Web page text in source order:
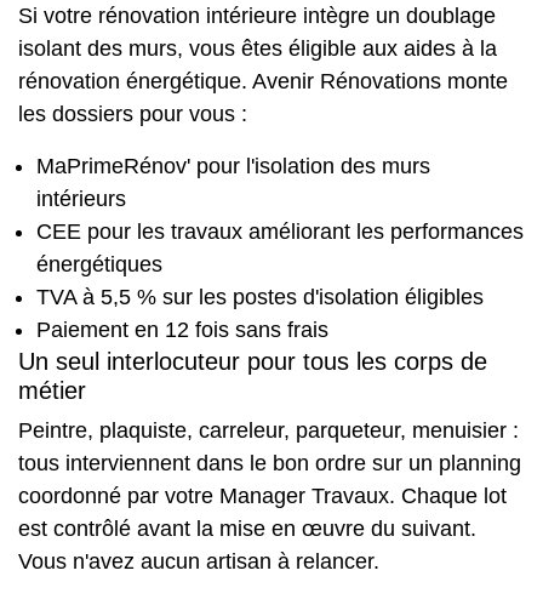
Si votre rénovation intérieure intègre un doublage
isolant des murs, vous êtes éligible aux aides à la
rénovation énergétique. Avenir Rénovations monte
les dossiers pour vous :
MaPrimeRénov' pour l'isolation des murs
intérieurs
CEE pour les travaux améliorant les performances
énergétiques
TVA à 5,5 % sur les postes d'isolation éligibles
Paiement en 12 fois sans frais
Un seul interlocuteur pour tous les corps de
métier
Peintre, plaquiste, carreleur, parqueteur, menuisier :
tous interviennent dans le bon ordre sur un planning
coordonné par votre Manager Travaux. Chaque lot
est contrôlé avant la mise en œuvre du suivant.
Vous n'avez aucun artisan à relancer.